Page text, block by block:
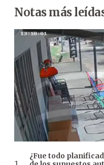
Notas más
¿Fue todo